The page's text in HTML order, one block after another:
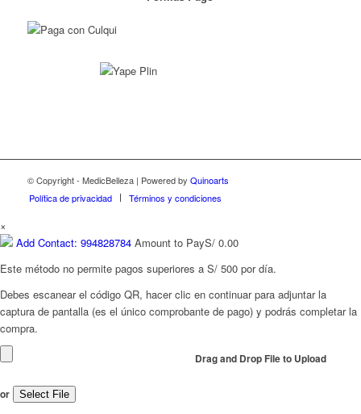
© Copyright - MedicBelleza | Powered by Quinoarts
Política de privacidad
Términos y condiciones
×
Add Contact: 994828784 Amount to PayS/ 0.00
Este método no permite pagos superiores a S/ 500 por día.
Debes escanear el código QR, hacer clic en continuar para adjuntar la
captura de pantalla (es el único comprobante de pago) y podrás completar la
compra.
Drag and Drop File to Upload
or Select File